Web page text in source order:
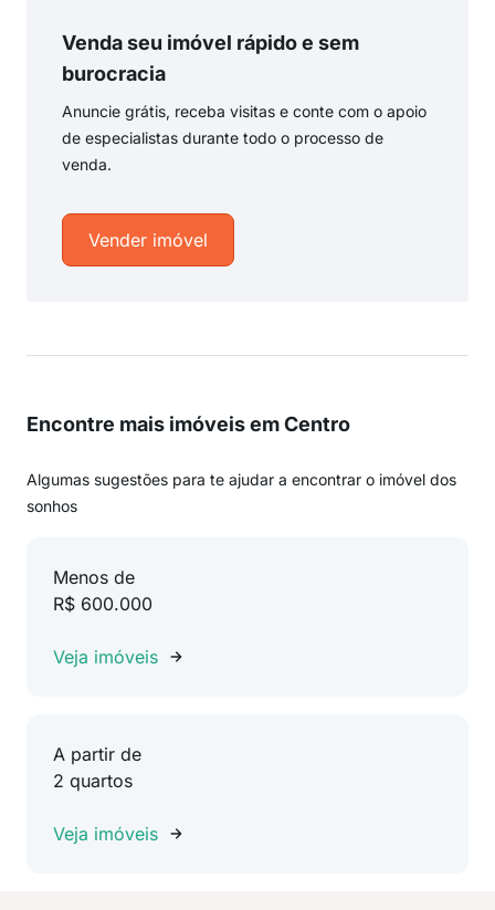
Venda seu imóvel rápido e sem
burocracia
Anuncie grátis, receba visitas e conte com o apoio
de especialistas durante todo o processo de
venda.
Vender imóvel
Encontre mais imóveis em Centro
Algumas sugestões para te ajudar a encontrar o imóvel dos
sonhos
Menos de
R$ 600.000
Veja imóveis
A partir de
2 quartos
Veja imóveis